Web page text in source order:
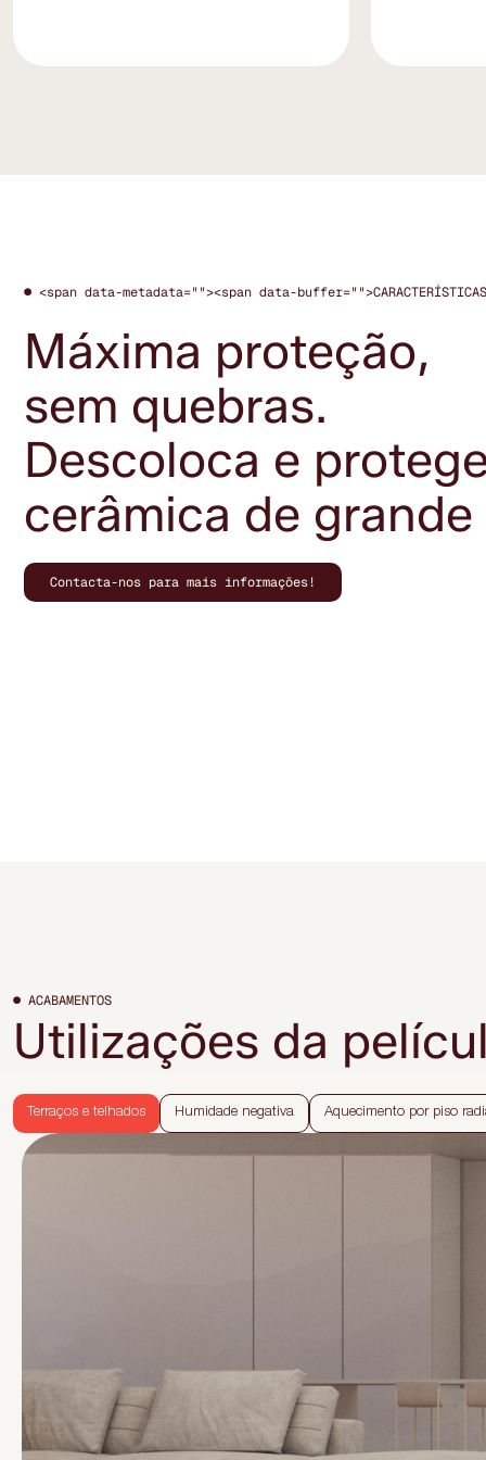
● <span data-metadata=""><span data-buffer="">CARACTERÍSTICAS
Máxima proteção,
sem quebras.
Descoloca e
cerâmica de
Contacta-nos para mais informações!
● ACABAMENTOS
Utilizações da
Terraços e telhados Humidade negativa Aquecimento por piso